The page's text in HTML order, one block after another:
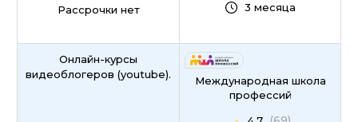
Рассрочки нет
3 месяца
Онлайн-курсы
видеоблогеров (youtube).
Международная школа
профессий